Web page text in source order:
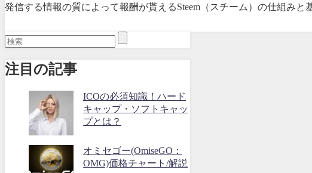
発信する情報の質によって報酬が貰えるSteem（スチーム）の仕組み
注目の記事
ICOの必須知識！ハード
キャップ・ソフトキャッ
プとは？
オミセゴー(OmiseGO：
OMG)価格チャート/解説